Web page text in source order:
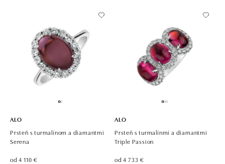
ALO
Prsteň s turmalínom a diamantmi
Serena
od 4 110 €
ALO
Prsteň s turmalínmi a diamantmi
Triple Passion
od 4 733 €